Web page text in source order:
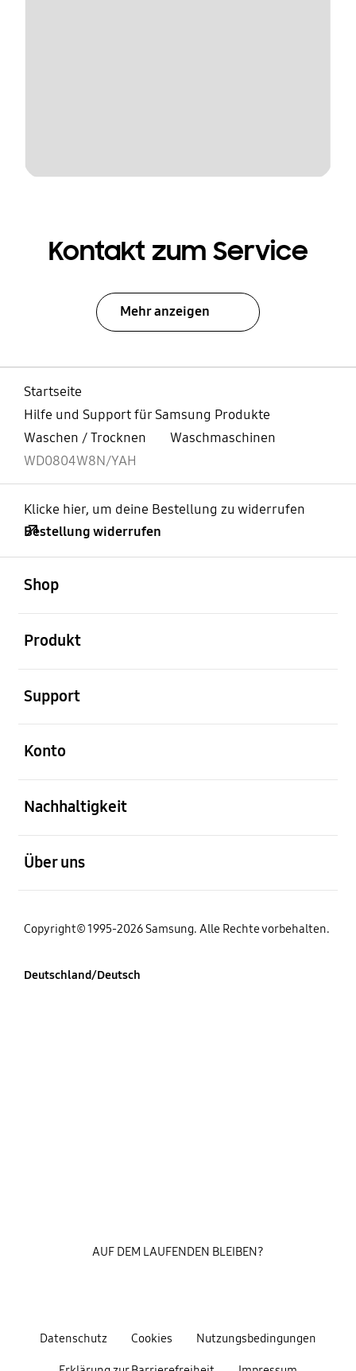
Kontakt zum Service
Mehr anzeigen
Startseite
Hilfe und Support für Samsung Produkte
Waschen / Trocknen
Waschmaschinen
WD0804W8N/YAH
Klicke hier, um deine Bestellung zu widerrufen
Bestellung widerrufen
Shop
Produkt
Support
Konto
Nachhaltigkeit
Über uns
Copyright© 1995-2026 Samsung. Alle Rechte vorbehalten.
Deutschland/Deutsch
Datenschutz Cookies Nutzungsbedingungen
AUF DEM LAUFENDEN BLEIBEN?